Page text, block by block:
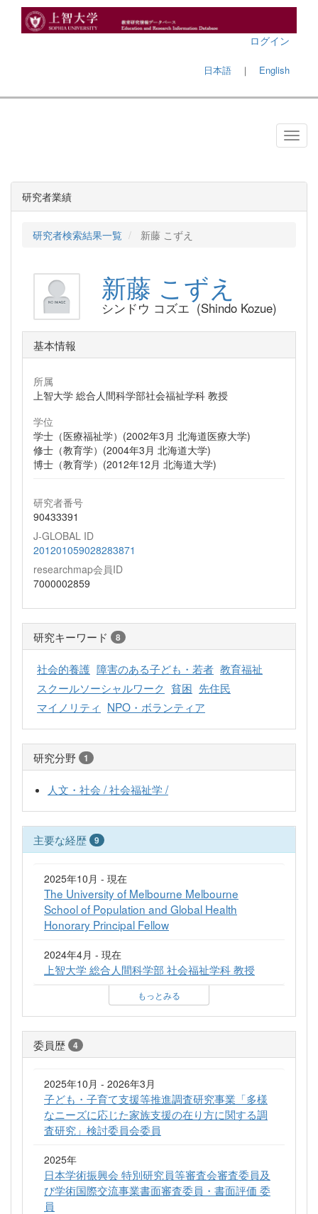
ログイン
日本語 ｜ English
研究者業績
研究者検索結果一覧 新藤 こずえ
新藤 こずえ
シンドウ コズエ (Shindo Kozue)
基本情報
所属
上智大学 総合人間科学部社会福祉学科 教授
学位
学士（医療福祉学）(2002年3月 北海道医療大学)
修士（教育学）(2004年3月 北海道大学)
博士（教育学）(2012年12月 北海道大学)
研究者番号
90433391
J-GLOBAL ID
201201059028283871
researchmap会員ID
7000002859
研究キーワード 8
社会的養護 障害のある子ども・若者 教育福祉
スクールソーシャルワーク 貧困 先住民
マイノリティ NPO・ボランティア
研究分野 1
人文・社会 / 社会福祉学 /
主要な経歴 9
2025年10月 - 現在
The University of Melbourne Melbourne
School of Population and Global Health
Honorary Principal Fellow
2024年4月 - 現在
上智大学 総合人間科学部 社会福祉学科 教授
もっとみる
委員歴 4
2025年10月 - 2026年3月
子ども・子育て支援等推進調査研究事業「多様
なニーズに応じた家族支援の在り方に関する調
査研究」検討委員会委員
2025年
日本学術振興会 特別研究員等審査会審査委員及
び学術国際交流事業書面審査委員・書面評価 委
員